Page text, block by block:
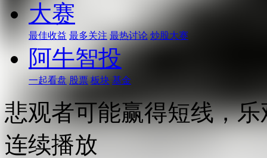
大赛
最佳收益 最多关注 最热讨论 炒股大赛
阿牛智投
一起看盘 股票 板块 基金
悲观者可能赢得短线，
连续播放